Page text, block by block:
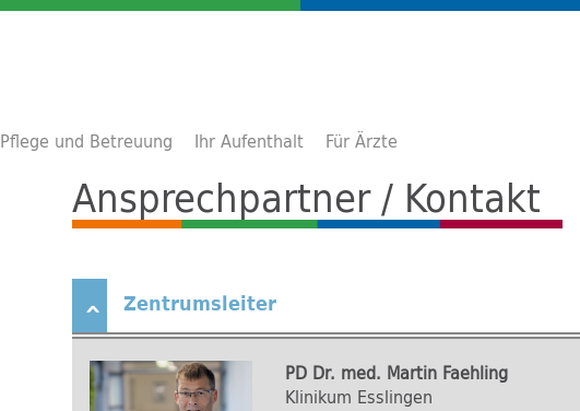
Pflege und Betreuung Ihr Aufenthalt Für Ärzte
Ansprechpartner / Kontakt
Zentrumsleiter
PD Dr. med. Martin Faehling
Klinikum Esslingen